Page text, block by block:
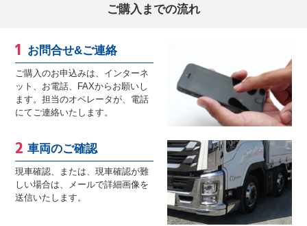
ご購入までの流れ
お問合せ&ご連絡
ご購入のお申込みは、インターネ
ット、お電話、FAXからお願いし
ます。担当のオペレータが、電話
にてご連絡いたします。
車両のご確認
現車確認、または、現車確認が難
しい場合は、メールで詳細画像を
送信いたします。